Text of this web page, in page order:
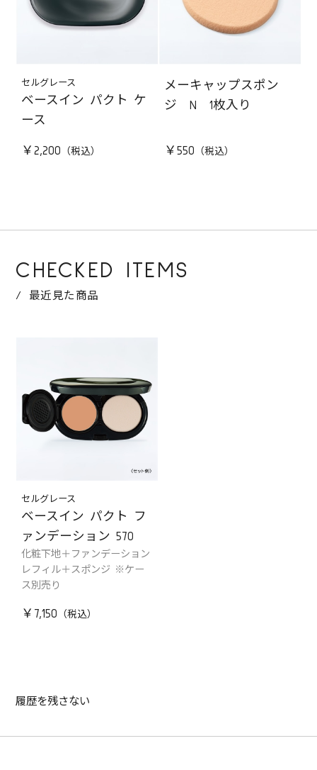
セルグレース
ベースイン パクト ケ
ース
￥2,200
メーキャップスポン
ジ N 1枚入り
￥550
CHECKED ITEMS
最近見た商品
セルグレース
ベースイン パクト フ
ァンデーション 570
化粧下地＋ファンデーション
レフィル＋スポンジ ※ケー
ス別売り
￥7,150
履歴を残さない